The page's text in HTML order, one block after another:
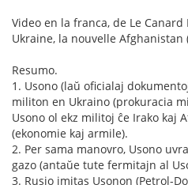
Video en la franca, de Le Canard
Ukraine, la nouvelle Afghanistan
Resumo.
1. Usono (laŭ oficialaj
militon en Ukraino (prokuracia
Usono ol ekz militoj ĉe Irako kaj
(ekonomie kaj armile).
2. Per sama manovro, Usono
gazo (antaŭe tute fermitajn al
3. Rusio imitas Usonon (Petrol-